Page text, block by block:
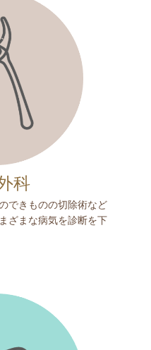
科
できものの切除術など
ざまな病気を診断を下